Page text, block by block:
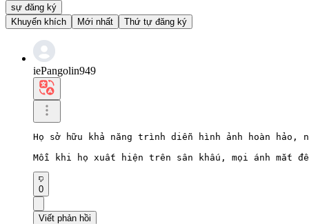
sự đăng ký
Khuyến khích
Mới nhất Thứ tự đăng ký
iePangolin949
Họ sở hữu khả năng trình diễn hình ảnh hoàn
Mỗi khi họ xuất hiện trên sân khấu, mọi ánh mắt
0
Viết phản hồi